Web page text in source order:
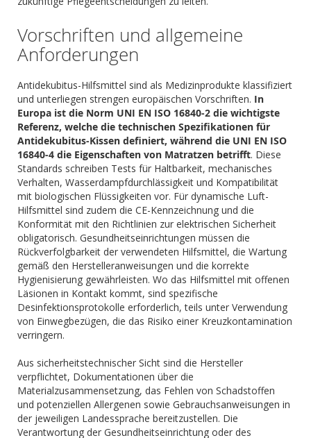
Vorschriften und allgemeine
Anforderungen
Antidekubitus-Hilfsmittel sind als Medizinprodukte klassifiziert
und unterliegen strengen europäischen Vorschriften. In
Europa ist die Norm UNI EN ISO 16840-2 die wichtigste
Referenz, welche die technischen Spezifikationen für
Antidekubitus-Kissen definiert, während die UNI EN ISO
16840-4 die Eigenschaften von Matratzen betrifft. Diese
Standards schreiben Tests für Haltbarkeit, mechanisches
Verhalten, Wasserdampfdurchlässigkeit und Kompatibilität
mit biologischen Flüssigkeiten vor. Für dynamische Luft-
Hilfsmittel sind zudem die CE-Kennzeichnung und die
Konformität mit den Richtlinien zur elektrischen Sicherheit
obligatorisch. Gesundheitseinrichtungen müssen die
Rückverfolgbarkeit der verwendeten Hilfsmittel, die Wartung
gemäß den Herstelleranweisungen und die korrekte
Hygienisierung gewährleisten. Wo das Hilfsmittel mit offenen
Läsionen in Kontakt kommt, sind spezifische
Desinfektionsprotokolle erforderlich, teils unter Verwendung
von Einwegbezügen, die das Risiko einer Kreuzkontamination
verringern.
Aus sicherheitstechnischer Sicht sind die Hersteller
verpflichtet, Dokumentationen über die
Materialzusammensetzung, das Fehlen von Schadstoffen
und potenziellen Allergenen sowie Gebrauchsanweisungen in
der jeweiligen Landessprache bereitzustellen. Die
Verantwortung der Gesundheitseinrichtung oder des